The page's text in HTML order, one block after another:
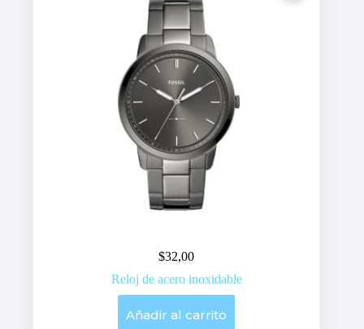
$32,00
Reloj de acero inoxidable
Añadir al carrito